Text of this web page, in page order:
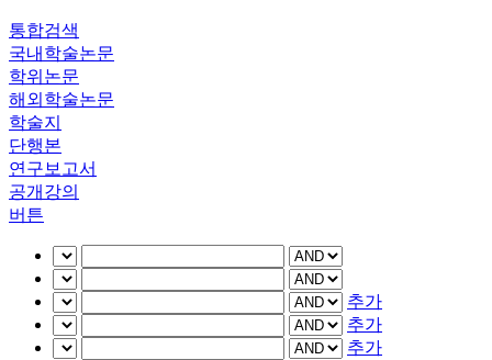
통합검색
국내학술논문
학위논문
해외학술논문
학술지
단행본
연구보고서
공개강의
버튼
추가
추가
추가